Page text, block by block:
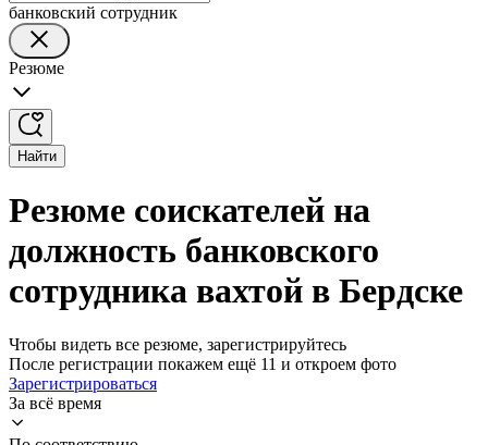
банковский сотрудник
Резюме
Найти
Резюме соискателей на
должность банковского
сотрудника вахтой в Бердске
Чтобы видеть все резюме, зарегистрируйтесь
После регистрации покажем ещё 11 и откроем фото
Зарегистрироваться
За всё время